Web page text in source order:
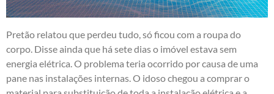
Pretão relatou que perdeu tudo, só ficou com a roupa do
corpo. Disse ainda que há sete dias o imóvel estava sem
energia elétrica. O problema teria ocorrido por causa de uma
pane nas instalações internas. O idoso chegou a comprar o